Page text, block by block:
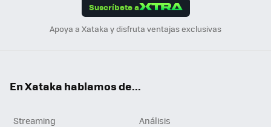
Suscríbete a
Apoya a Xataka y disfruta ventajas exclusivas
En Xataka hablamos de...
Streaming
Análisis